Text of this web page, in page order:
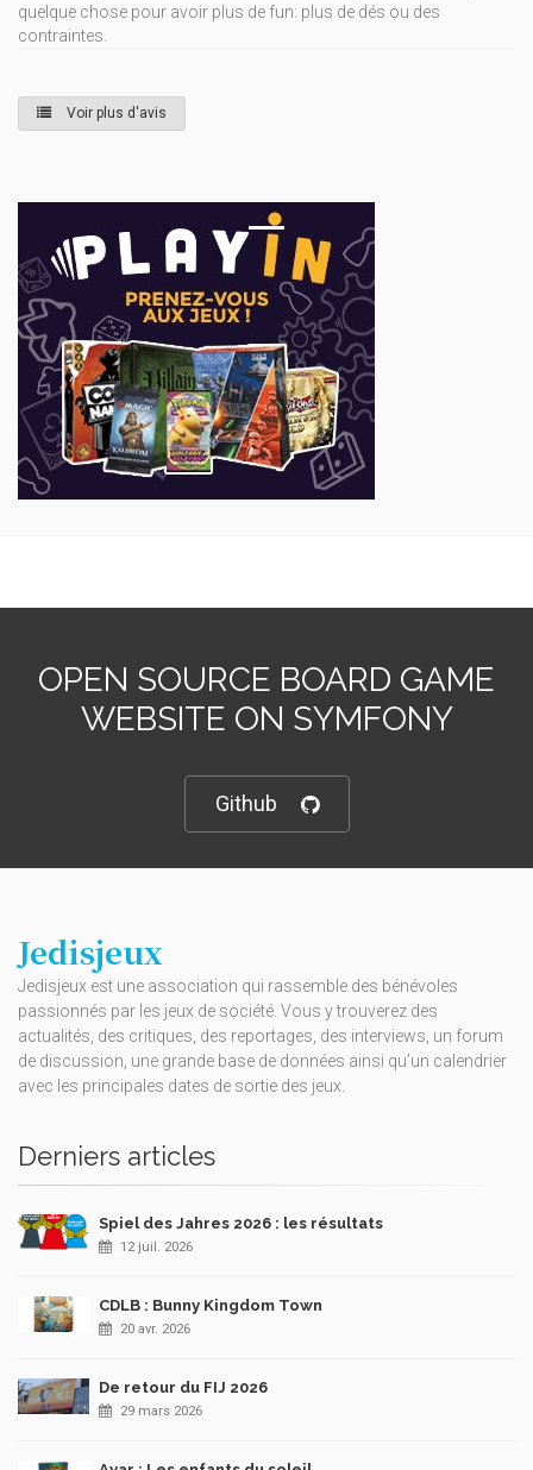
quelque chose pour avoir plus de fun: plus de dés ou des
contraintes.
Voir plus d'avis
OPEN SOURCE BOARD GAME
WEBSITE ON SYMFONY
Github
Jedisjeux
Jedisjeux est une association qui rassemble des bénévoles
passionnés par les jeux de société. Vous y trouverez des
actualités, des critiques, des reportages, des interviews, un forum
de discussion, une grande base de données ainsi qu’un calendrier
avec les principales dates de sortie des jeux.
Derniers articles
Spiel des Jahres 2026 : les résultats
12 juil. 2026
CDLB : Bunny Kingdom Town
20 avr. 2026
De retour du FIJ 2026
29 mars 2026